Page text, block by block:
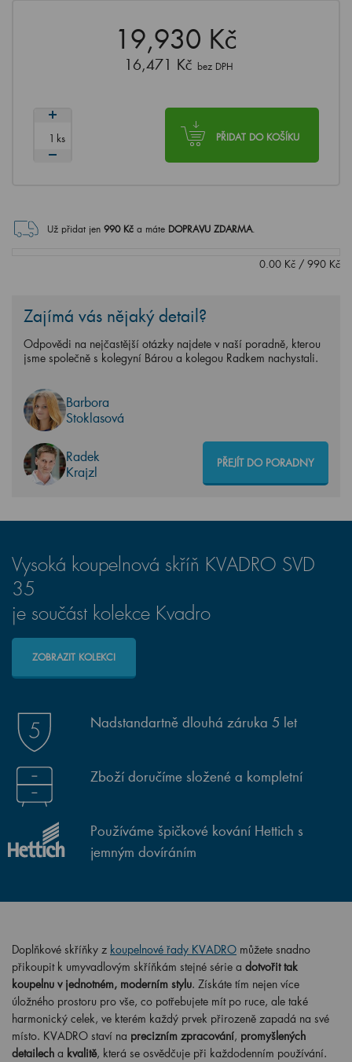
19,930 Kč
16,471 Kč bez DPH
PŘIDAT DO KOŠÍKU
ks
Už přidat jen 990Kč a máte DOPRAVU ZDARMA.
0.00 Kč / 990 Kč
Zajímá vás nějaký detail?
Odpovědi na nejčastější otázky najdete v naší poradně, kterou
jsme společně s kolegyní Bárou a kolegou Radkem nachystali.
Barbora
Stoklasová
Radek
Krajzl
PŘEJÍT DO PORADNY
Vysoká koupelnová skříň KVADRO SVD
35
je součást kolekce Kvadro
ZOBRAZIT KOLEKCI
Nadstandartně dlouhá záruka 5 let
Zboží doručíme složené a kompletní
Používáme špičkové kování Hettich s
jemným dovíráním
Doplňkové skříňky z koupelnové řady KVADRO můžete snadno
přikoupit k umyvadlovým skříňkám stejné série a dotvořit tak
koupelnu v jednotném, moderním stylu. Získáte tím nejen více
úložného prostoru pro vše, co potřebujete mít po ruce, ale také
harmonický celek, ve kterém každý prvek přirozeně zapadá na své
místo. KVADRO staví na precizním zpracování, promyšlených
detailech a kvalitě, která se osvědčuje při každodenním používání.